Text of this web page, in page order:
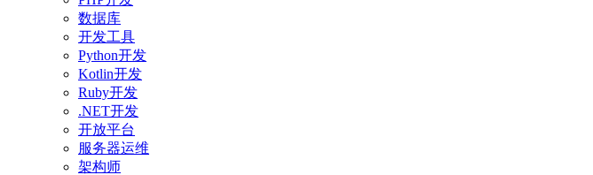
数据库
开发工具
Python开发
Kotlin开发
Ruby开发
.NET开发
开放平台
服务器运维
架构师